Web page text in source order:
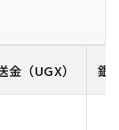
金 （UGX） 銀